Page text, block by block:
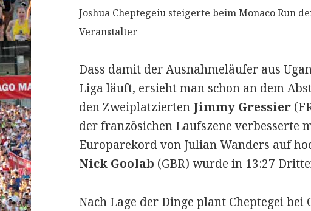
Joshua Cheptegeiu steigerte beim Monaco Run
Veranstalter
Dass damit der Ausnahmeläufer aus
Liga läuft, ersieht man schon an dem
den Zweiplatzierten Jimmy Gressier
der französichen Laufszene verbesserte
Europarekord von Julian Wanders auf
Nick Goolab (GBR) wurde in 13:27
Nach Lage der Dinge plant Cheptegei bei